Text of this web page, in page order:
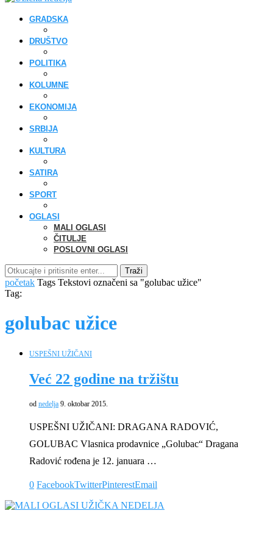
GRADSKA
DRUŠTVO
POLITIKA
KOLUMNE
EKONOMIJA
SRBIJA
KULTURA
SATIRA
SPORT
OGLASI
MALI OGLASI
ČITULJE
POSLOVNI OGLASI
Traži
početak Tags Tekstovi označeni sa "golubac užice"
Tag:
golubac užice
USPEŠNI UŽIČANI
Već 22 godine na tržištu
od nedelja 9. oktobar 2015.
USPEŠNI UŽIČANI: DRAGANA RADOVIĆ,
GOLUBAC Vlasnica prodavnice „Golubac“ Dragana
Radović rođena je 12. januara …
0 FacebookTwitterPinterestEmail